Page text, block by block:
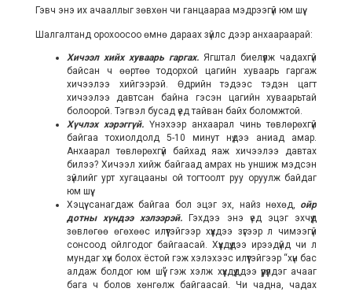
Гэвч энэ их ачааллыг зөвхөн чи ганцаараа мэдрээгүй юм шүү.
Шалгалтанд орохоосоо өмнө дараах зүйлс дээр анхаараарай:
Хичээл хийх хуваарь гаргах. Ягштал биелүүлж чадахгүй
байсан ч өөртөө тодорхой цагийн хуваарь гаргаж
хичээлээ хийгээрэй. Өдрийн тэдээс тэдэн цагт
хичээлээ давтсан байна гэсэн цагийн хуваарьтай
болоорой. Тэгвэл бусад үед тайван байх боломжтой.
Хүчлэх хэрэггүй.Үнэхээр анхаарал чинь төвлөрөхгүй
байгаа тохиолдолд 5-10 минут нүдээ аниад амар.
Анхаарал төвлөрөхгүй байхад яаж хичээлээ давтах
билээ? Хичээл хийж байгаад амрах нь уншиж мэдсэн
зүйлийг урт хугацааны ой тогтоолт руу оруулж байдаг
юм шүү.
Хэцүү санагдаж байгаа бол эцэг эх, найз нөхөд, ойр
дотны хүндээ хэлээрэй. Гэхдээ энэ үед эцэг эхчүүд
зөвлөгөө өгөхөөс илүүтэйгээр хүүхдээ зүгээр л чимээгүй
сонсоод ойлгодог байгаасай. Хүүхдүүдээ ирээдүйд чи л
мундаг хүн болох ёстой гэж хэлэхээс илүүтэйгээр “хүн бас
алдаж болдог юм шүү” гэж хэлж хүүхдүүддээ үүрүүлдэг ачааг
бага ч болов хөнгөлж байгаасай. Чи чадна, чадах